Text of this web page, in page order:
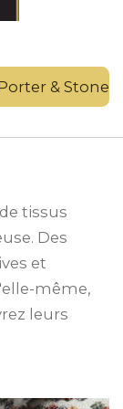
& Stone
tissus
Des
et
même,
leurs